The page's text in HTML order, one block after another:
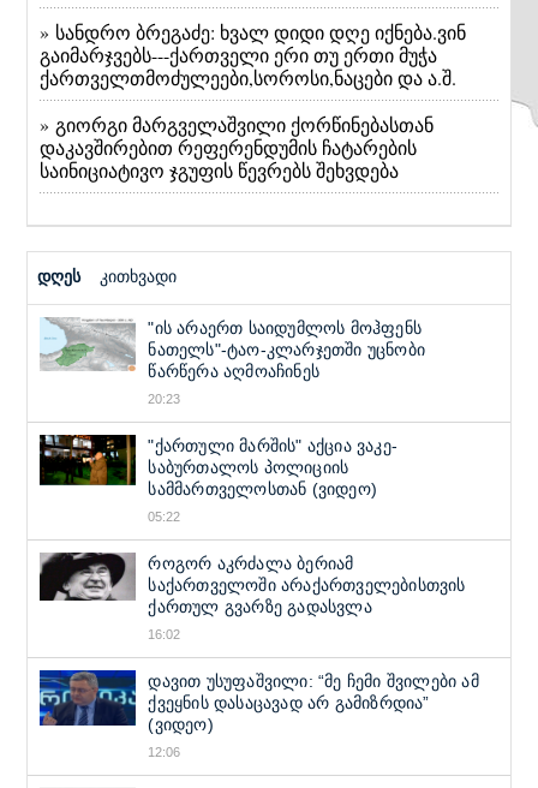
» სანდრო ბრეგაძე: ხვალ დიდი დღე იქნება.ვინ
გაიმარჯვებს---ქართველი ერი თუ ერთი მუჭა
ქართველთმოძულეები,სოროსი,ნაცები და ა.შ.
» გიორგი მარგველაშვილი ქორწინებასთან
დაკავშირებით რეფერენდუმის ჩატარების
საინიციატივო ჯგუფის წევრებს შეხვდება
დღეს კითხვადი
"ის არაერთ საიდუმლოს მოჰფენს
ნათელს"-ტაო-კლარჯეთში უცნობი
წარწერა აღმოაჩინეს
20:23
"ქართული მარშის" აქცია ვაკე-
საბურთალოს პოლიციის
სამმართველოსთან (ვიდეო)
05:22
როგორ აკრძალა ბერიამ
საქართველოში არაქართველებისთვის
ქართულ გვარზე გადასვლა
16:02
დავით უსუფაშვილი: “მე ჩემი შვილები ამ
ქვეყნის დასაცავად არ გამიზრდია”
(ვიდეო)
12:06